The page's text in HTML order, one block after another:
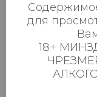
Батыршина 20Б
Магистральная
для
18+